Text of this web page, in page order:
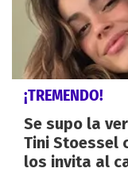
¡TREMENDO!
Se supo la
Tini Stoessel
los invita al